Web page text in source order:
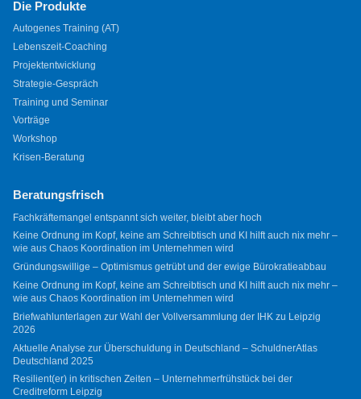
Die Produkte
Autogenes Training (AT)
Lebenszeit-Coaching
Projektentwicklung
Strategie-Gespräch
Training und Seminar
Vorträge
Workshop
Krisen-Beratung
Beratungsfrisch
Fachkräftemangel entspannt sich weiter, bleibt aber hoch
Keine Ordnung im Kopf, keine am Schreibtisch und KI hilft auch nix mehr –
wie aus Chaos Koordination im Unternehmen wird
Gründungswillige – Optimismus getrübt und der ewige Bürokratieabbau
Keine Ordnung im Kopf, keine am Schreibtisch und KI hilft auch nix mehr –
wie aus Chaos Koordination im Unternehmen wird
Briefwahlunterlagen zur Wahl der Vollversammlung der IHK zu Leipzig
2026
Aktuelle Analyse zur Überschuldung in Deutschland – SchuldnerAtlas
Deutschland 2025
Resilient(er) in kritischen Zeiten – Unternehmerfrühstück bei der
Creditreform Leipzig